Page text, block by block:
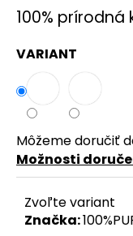
100% prírodná
VARIANT
Môžeme doručiť
Možnosti
Zvoľte variant
Značka:
ú
a
m
e